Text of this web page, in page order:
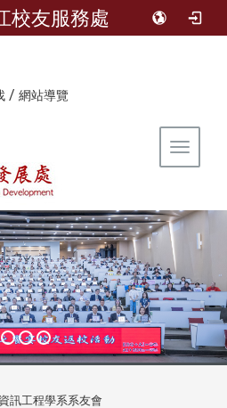
校友服務處
/ 網站導覽
Toggle
資訊工程學系系友會